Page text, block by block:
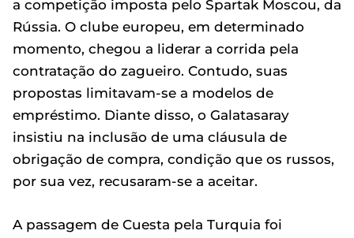
a competição imposta pelo Spartak Moscou, da
Rússia. O clube europeu, em determinado
momento, chegou a liderar a corrida pela
contratação do zagueiro. Contudo, suas
propostas limitavam-se a modelos de
empréstimo. Diante disso, o Galatasaray
insistiu na inclusão de uma cláusula de
obrigação de compra, condição que os russos,
por sua vez, recusaram-se a aceitar.
A passagem de Cuesta pela Turquia foi